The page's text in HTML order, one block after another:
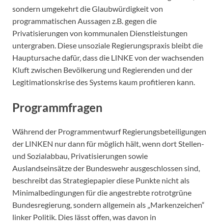
sondern umgekehrt die Glaubwürdigkeit von
programmatischen Aussagen z.B. gegen die
Privatisierungen von kommunalen Dienstleistungen
untergraben. Diese unsoziale Regierungspraxis bleibt die
Hauptursache dafür, dass die LINKE von der wachsenden
Kluft zwischen Bevölkerung und Regierenden und der
Legitimationskrise des Systems kaum profitieren kann.
Programmfragen
Während der Programmentwurf Regierungsbeteiligungen
der LINKEN nur dann für möglich hält, wenn dort Stellen-
und Sozialabbau, Privatisierungen sowie
Auslandseinsätze der Bundeswehr ausgeschlossen sind,
beschreibt das Strategiepapier diese Punkte nicht als
Minimalbedingungen für die angestrebte rotrotgrüne
Bundesregierung, sondern allgemein als „Markenzeichen“
linker Politik. Dies lässt offen, was davon in